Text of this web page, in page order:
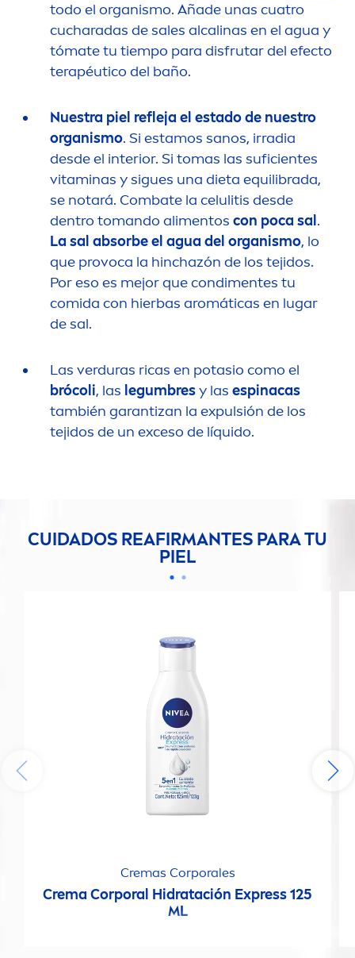
todo el organismo. Añade unas cuatro
cucharadas de sales alcalinas en el agua y
tómate tu tiempo para disfrutar del efecto
terapéutico del baño.
Nuestra piel refleja el estado de nuestro
organismo. Si estamos sanos, irradia
desde el interior. Si tomas las suficientes
vitaminas y sigues una dieta equilibrada,
se notará. Combate la celulitis desde
dentro tomando alimentos con poca sal.
La sal absorbe el agua del organismo, lo
que provoca la hinchazón de los tejidos.
Por eso es mejor que condimentes tu
comida con hierbas aromáticas en lugar
de sal.
Las verduras ricas en potasio como el
brócoli, las legumbresy las espinacas
también garantizan la expulsión de los
tejidos de un exceso de líquido.
CUIDADOS REAFIRMANTES PARA TU
PIEL
Cremas Corporales
Crema Corporal Hidratación Express 125
ML